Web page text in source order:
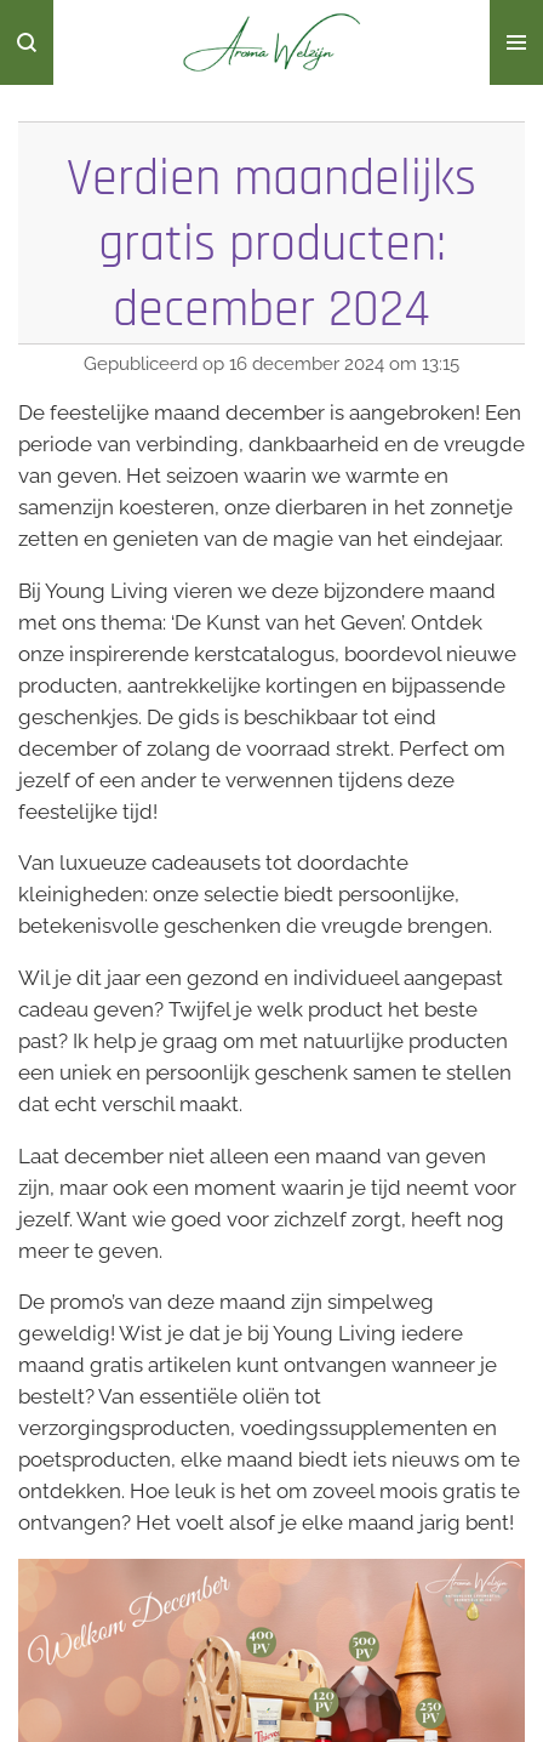
direct
naar
de
Verdien maandelijks
gratis producten:
december 2024
Gepubliceerd op 16 december 2024 om 13:15
De feestelijke maand december is aangebroken! Een
periode van verbinding, dankbaarheid en de vreugde
van geven. Het seizoen waarin we warmte en
samenzijn koesteren, onze dierbaren in het zonnetje
zetten en genieten van de magie van het eindejaar.
Bij Young Living vieren we deze bijzondere maand
met ons thema: ‘De Kunst van het Geven’. Ontdek
onze inspirerende kerstcatalogus, boordevol nieuwe
producten, aantrekkelijke kortingen en bijpassende
geschenkjes. De gids is beschikbaar tot eind
december of zolang de voorraad strekt. Perfect om
jezelf of een ander te verwennen tijdens deze
feestelijke tijd!
Van luxueuze cadeausets tot doordachte
kleinigheden: onze selectie biedt persoonlijke,
betekenisvolle geschenken die vreugde brengen.
Wil je dit jaar een gezond en individueel aangepast
cadeau geven? Twijfel je welk product het beste
past? Ik help je graag om met natuurlijke producten
een uniek en persoonlijk geschenk samen te stellen
dat echt verschil maakt.
Laat december niet alleen een maand van geven
zijn, maar ook een moment waarin je tijd neemt voor
jezelf. Want wie goed voor zichzelf zorgt, heeft nog
meer te geven.
De promo’s van deze maand zijn simpelweg
geweldig! Wist je dat je bij Young Living iedere
maand gratis artikelen kunt ontvangen wanneer je
bestelt? Van essentiële oliën tot
verzorgingsproducten, voedingssupplementen en
poetsproducten, elke maand biedt iets nieuws om te
ontdekken. Hoe leuk is het om zoveel moois gratis te
ontvangen? Het voelt alsof je elke maand jarig bent!